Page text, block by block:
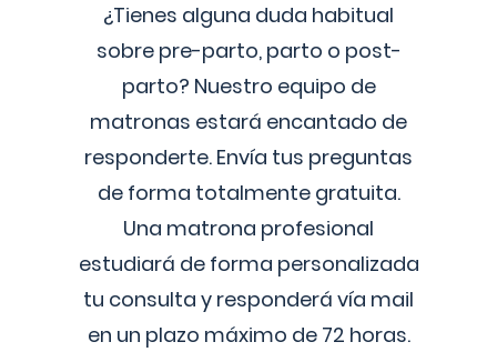
¿Tienes alguna duda habitual
sobre pre-parto, parto o post-
parto? Nuestro equipo de
matronas estará encantado de
responderte. Envía tus preguntas
de forma totalmente gratuita.
Una matrona profesional
estudiará de forma personalizada
tu consulta y responderá vía mail
en un plazo máximo de 72 horas.